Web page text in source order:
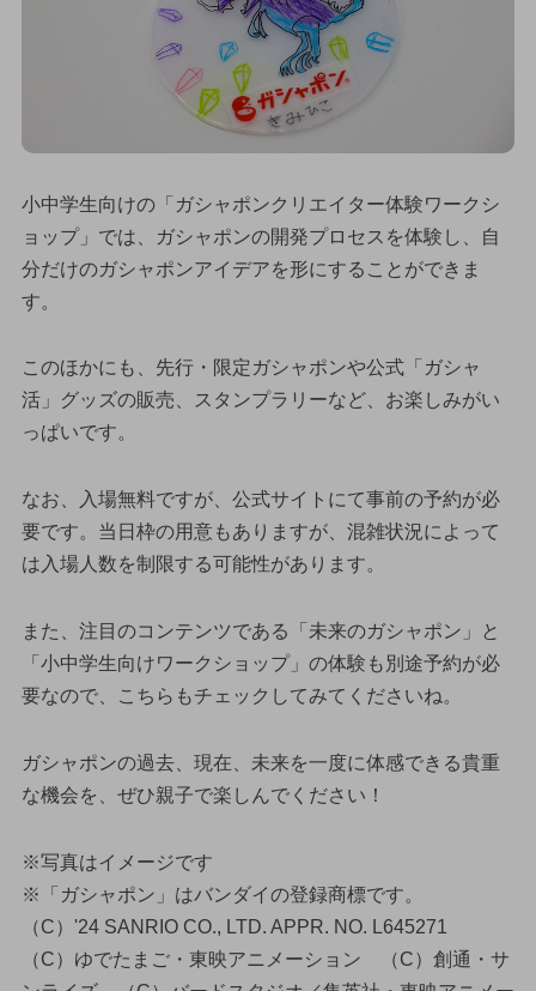
小中学生向けの「ガシャポンクリエイター体験ワークシ
ョップ」では、ガシャポンの開発プロセスを体験し、自
分だけのガシャポンアイデアを形にすることができま
す。
このほかにも、先行・限定ガシャポンや公式「ガシャ
活」グッズの販売、スタンプラリーなど、お楽しみがい
っぱいです。
なお、入場無料ですが、公式サイトにて事前の予約が必
要です。当日枠の用意もありますが、混雑状況によって
は入場人数を制限する可能性があります。
また、注目のコンテンツである「未来のガシャポン」と
「小中学生向けワークショップ」の体験も別途予約が必
要なので、こちらもチェックしてみてくださいね。
ガシャポンの過去、現在、未来を一度に体感できる貴重
な機会を、ぜひ親子で楽しんでください！
※写真はイメージです
※「ガシャポン」はバンダイの登録商標です。
（C）'24 SANRIO CO., LTD. APPR. NO. L645271
（C）ゆでたまご・東映アニメーション （C）創通・サ